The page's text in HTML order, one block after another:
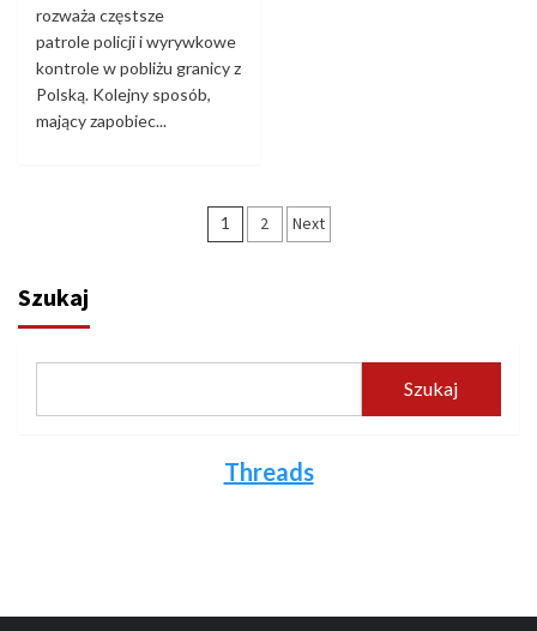
rozważa częstsze
patrole policji i wyrywkowe
kontrole w pobliżu granicy z
Polską. Kolejny sposób,
mający zapobiec...
Stronicowanie
1 2 Next
Szukaj
Szukaj
Threads